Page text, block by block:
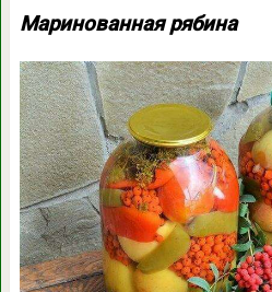
Маринованная рябина